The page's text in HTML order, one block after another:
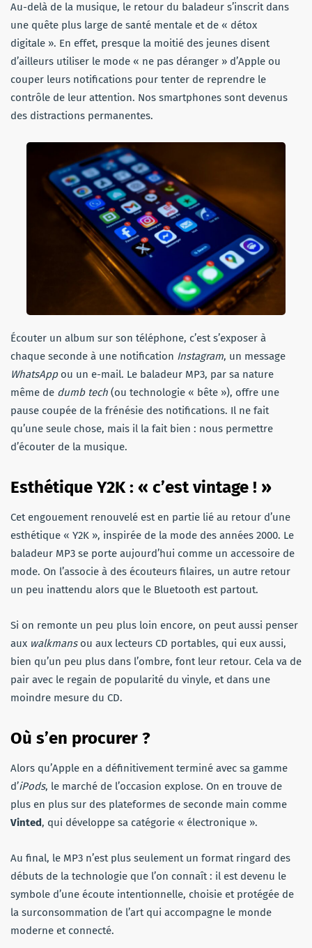
Au-delà de la musique, le retour du baladeur s’inscrit dans
une quête plus large de santé mentale et de « détox
digitale ». En effet, presque la moitié des jeunes disent
d’ailleurs utiliser le mode « ne pas déranger » d’Apple ou
couper leurs notifications pour tenter de reprendre le
contrôle de leur attention. Nos smartphones sont devenus
des distractions permanentes.
Écouter un album sur son téléphone, c’est s’exposer à
chaque seconde à une notification Instagram, un message
WhatsAppou un e-mail. Le baladeur MP3, par sa nature
même de dumb tech (ou technologie « bête »), offre une
pause coupée de la frénésie des notifications. Il ne fait
qu’une seule chose, mais il la fait bien : nous permettre
d’écouter de la musique.
Esthétique Y2K : « c’est vintage ! »
Cet engouement renouvelé est en partie lié au retour d’une
esthétique « Y2K », inspirée de la mode des années 2000. Le
baladeur MP3 se porte aujourd’hui comme un accessoire de
mode. On l’associe à des écouteurs filaires, un autre retour
un peu inattendu alors que le Bluetooth est partout.
Si on remonte un peu plus loin encore, on peut aussi penser
aux walkmansou aux lecteurs CD portables, qui eux aussi,
bien qu’un peu plus dans l’ombre, font leur retour. Cela va de
pair avec le regain de popularité du vinyle, et dans une
moindre mesure du CD.
Où s’en procurer ?
Alors qu’Apple en a définitivement terminé avec sa gamme
d’iPods, le marché de l’occasion explose. On en trouve de
plus en plus sur des plateformes de seconde main comme
Vinted, qui développe sa catégorie « électronique ».
Au final, le MP3 n’est plus seulement un format ringard des
débuts de la technologie que l’on connaît : il est devenu le
symbole d’une écoute intentionnelle, choisie et protégée de
la surconsommation de l’art qui accompagne le monde
moderne et connecté.